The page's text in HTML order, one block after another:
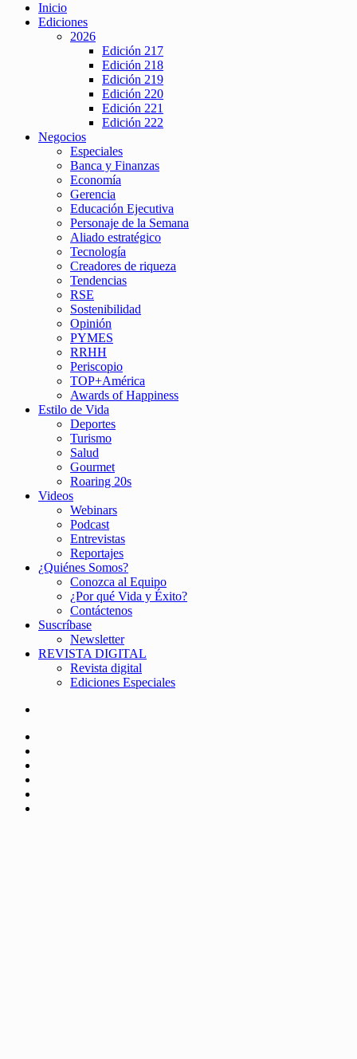
Inicio
Ediciones
2026
Edición 217
Edición 218
Edición 219
Edición 220
Edición 221
Edición 222
Negocios
Especiales
Banca y Finanzas
Economía
Gerencia
Educación Ejecutiva
Personaje de la Semana
Aliado estratégico
Tecnología
Creadores de riqueza
Tendencias
RSE
Sostenibilidad
Opinión
PYMES
RRHH
Periscopio
TOP+América
Awards of Happiness
Estilo de Vida
Deportes
Turismo
Salud
Gourmet
Roaring 20s
Videos
Webinars
Podcast
Entrevistas
Reportajes
¿Quiénes Somos?
Conozca al Equipo
¿Por qué Vida y Éxito?
Contáctenos
Suscríbase
Newsletter
REVISTA DIGITAL
Revista digital
Ediciones Especiales